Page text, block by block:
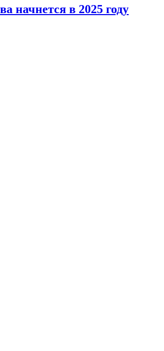
начнется в 2025 году